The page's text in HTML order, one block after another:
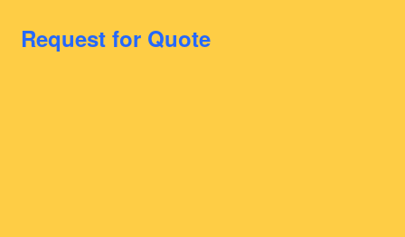
Request for Quote